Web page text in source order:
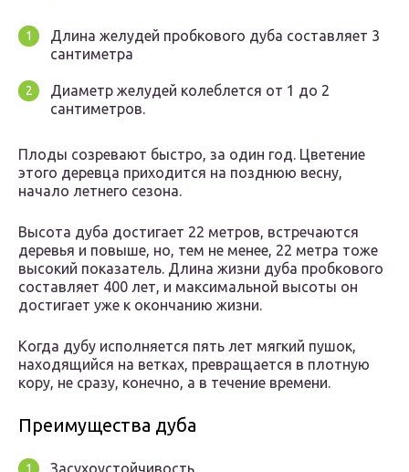
Длина желудей пробкового дуба составляет 3
сантиметра
Диаметр желудей колеблется от 1 до 2
сантиметров.
Плоды созревают быстро, за один год. Цветение
этого деревца приходится на позднюю весну,
начало летнего сезона.
Высота дуба достигает 22 метров, встречаются
деревья и повыше, но, тем не менее, 22 метра тоже
высокий показатель. Длина жизни дуба пробкового
составляет 400 лет, и максимальной высоты он
достигает уже к окончанию жизни.
Когда дубу исполняется пять лет мягкий пушок,
находящийся на ветках, превращается в плотную
кору, не сразу, конечно, а в течение времени.
Преимущества дуба
Засухоустойчивость